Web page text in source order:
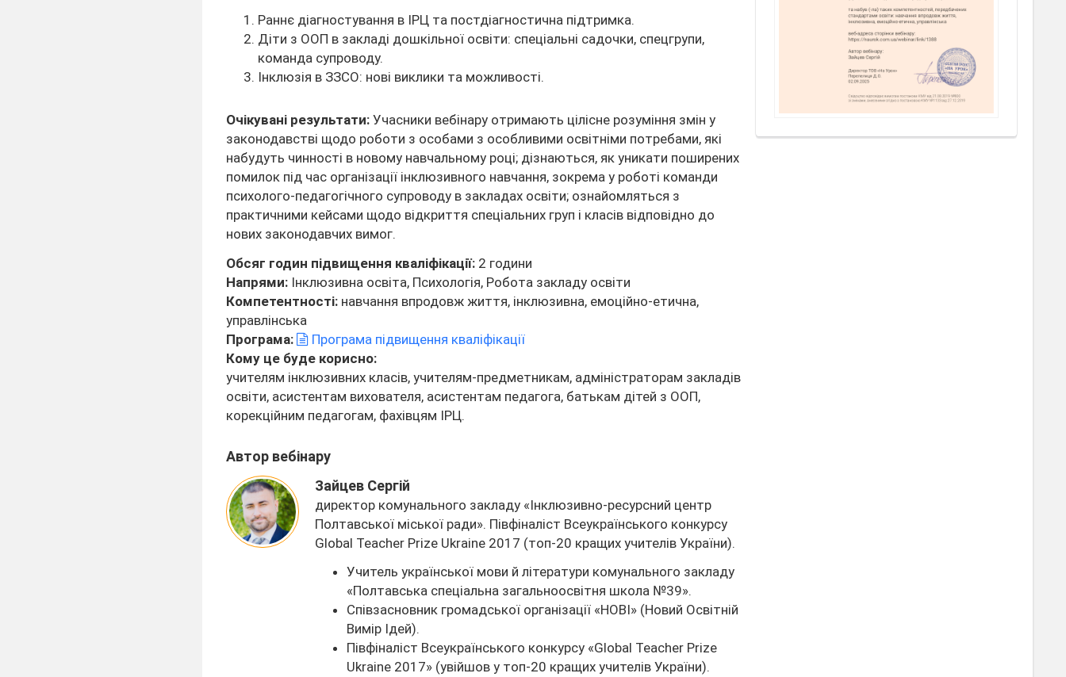
Раннє діагностування в ІРЦ та постдіагностична підтримка.
Діти з ООП в закладі дошкільної освіти: спеціальні садочки, спецгрупи,
команда супроводу.
Інклюзія в ЗЗСО: нові виклики та можливості.
Очікувані результати: Учасники вебінару отримають цілісне розуміння змін у
законодавстві щодо роботи з особами з особливими освітніми потребами, які
набудуть чинності в новому навчальному році; дізнаються, як уникати поширених
помилок під час організації інклюзивного навчання, зокрема у роботі команди
психолого-педагогічного супроводу в закладах освіти; ознайомляться з
практичними кейсами щодо відкриття спеціальних груп і класів відповідно до
нових законодавчих вимог.
Обсяг годин підвищення кваліфікації: 2 години
Напрями: Інклюзивна освіта, Психологія, Робота закладу освіти
Компетентності: навчання впродовж життя, інклюзивна, емоційно-етична,
управлінська
Програма:
Програма підвищення кваліфікації
Кому це буде корисно:
учителям інклюзивних класів, учителям-предметникам, адміністраторам закладів
освіти, асистентам вихователя, асистентам педагога, батькам дітей з ООП,
корекційним педагогам, фахівцям ІРЦ.
Автор вебінару
Зайцев Сергій
директор комунального закладу «Інклюзивно-ресурсний центр
Полтавської міської ради». Півфіналіст Всеукраїнського конкурсу
Global Teacher Prize Ukraine 2017 (топ-20 кращих учителів України).
Учитель української мови й літератури комунального закладу
«Полтавська спеціальна загальноосвітня школа №39».
Співзасновник громадської організації «НОВІ» (Новий Освітній
Вимір Ідей).
Півфіналіст Всеукраїнського конкурсу «Global Teacher Prize
Ukraine 2017» (увійшов у топ-20 кращих учителів України).